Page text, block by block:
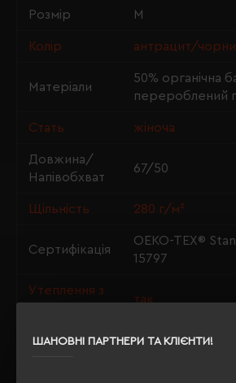
ШАНОВНІ ПАРТНЕРИ ТА КЛІЄНТИ!
Розмір M
Колір антрацит/
Матеріали
50% органічна
перероблений
Стать жіноча
Довжина/
Напівобхват
67/50
Щільність 280 г/м²
Сертифікація
OEKO-TEX®
15797
Утеплення з
так